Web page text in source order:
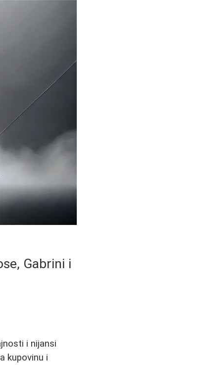
Gabrini i
i nijansi
kupovinu i